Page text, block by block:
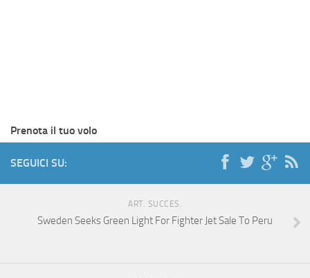
Prenota il tuo volo
SEGUICI SU:
ART. SUCCES.
Sweden Seeks Green Light For Fighter Jet Sale To Peru